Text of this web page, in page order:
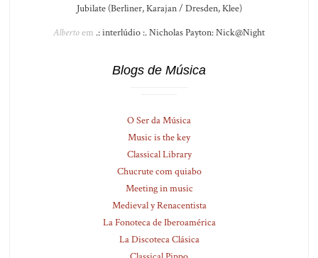
Jubilate (Berliner, Karajan / Dresden, Klee)
Albertoem .: interlúdio :. Nicholas Payton: Nick@Night
Blogs de Música
O Ser da Música
Music is the key
Classical Library
Chucrute com quiabo
Meeting in music
Medieval y Renacentista
La Fonoteca de Iberoamérica
La Discoteca Clásica